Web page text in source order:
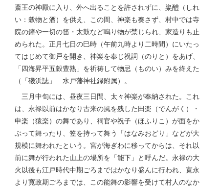
斎王の神殿に入り、外へ出ることを許されずに、粢醴（しれ
い：穀物と酒）を供え、この間、神楽も奏さず、村中では寺
院の鐘や一切の笛・太鼓など鳴り物が禁じられ、家造りも止
められた。正月七日の巳時（午前九時より二時間）にいたっ
てはじめて御戸を開き、神楽を奉じ祝詞（のりと）をあげ、
「四海昇平五穀豊熟」を祈祷して物忌（ものい）みを終えた
（「磯浜誌」 水戸藩神社録附属）。
三月中旬には、昼夜三日間、太々神楽が奉納された。これ
は、永禄以前はかなり古来の風を残した田楽（でんがく）・
申楽（猿楽）の舞であり、祠官や祝子（ほふりこ）が面をか
ぶって舞ったり、笠を持って舞う「はなみおどり」などが大
規模に舞われたという。宮が海ぎわに移ってからは、それ以
前に舞が行われた山上の場所を「能下」と呼んだ。永禄の大
火以後も江戸時代中期ごろまではかなり盛んに行われ、寛永
より寛政期ごろまでは、この能舞の影響を受けて村人のなか